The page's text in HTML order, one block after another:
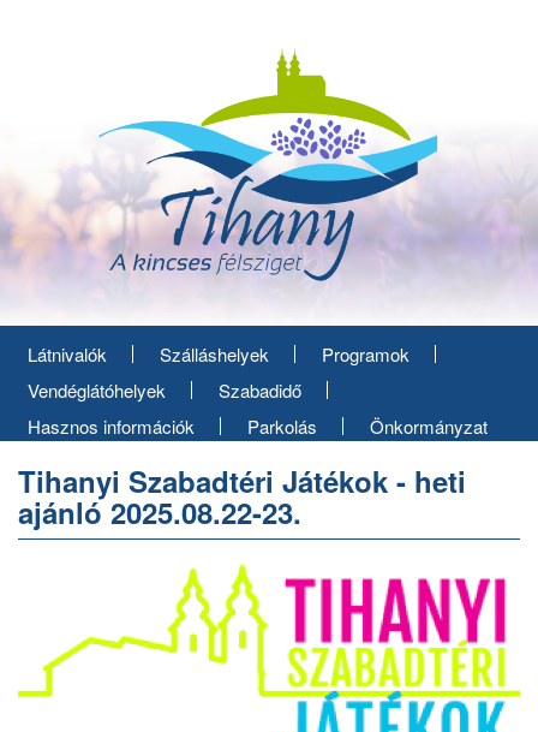
Látnivalók Szálláshelyek
Programok
Vendéglátóhelyek
Szabadidő
Hasznos információk
Parkolás Önkormányzat
Tihanyi Szabadtéri Játékok - heti
ajánló 2025.08.22-23.